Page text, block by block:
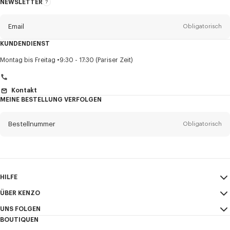
NEWSLETTER
Über
Email Obligatorisch
Anrede Obligatorisch
Ich möchte Mitteilungen über KENZO-Produkte, -Dienstleistungen und -
KUNDENDIENST
Montag bis Freitag 9:30 - 17:30 (Pariser Zeit)
Kontakt
MEINE BESTELLUNG VERFOLGEN
Bestellnummer Obligatorisch
HILFE
Mein Konto
Größentabelle
FAQ
ÜBER KENZO
AGB
UNS FOLGEN
BOUTIQUEN